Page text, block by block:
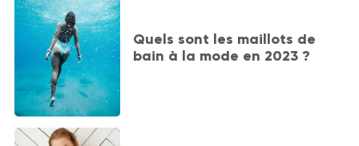
Quels sont les maillots de
bain à la mode en 2023 ?